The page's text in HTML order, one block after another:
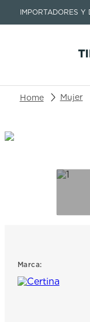
IMPORTADORES Y
Buscar un Mujer
Marca: